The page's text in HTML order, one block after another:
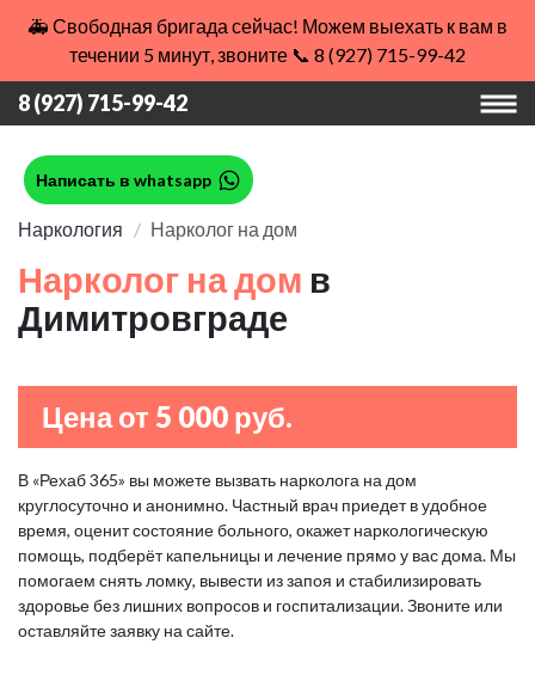
🚑 Свободная бригада сейчас! Можем выехать к вам в
течении 5 минут, звоните 📞 8 (927) 715-99-42
8 (927) 715-99-42
Написать в whatsapp
Наркология Нарколог на дом
Нарколог на дом в
Димитровграде
Цена от 5 000 руб.
В «Рехаб 365» вы можете вызвать нарколога на дом
круглосуточно и анонимно. Частный врач приедет в удобное
время, оценит состояние больного, окажет наркологическую
помощь, подберёт капельницы и лечение прямо у вас дома. Мы
помогаем снять ломку, вывести из запоя и стабилизировать
здоровье без лишних вопросов и госпитализации. Звоните или
оставляйте заявку на сайте.